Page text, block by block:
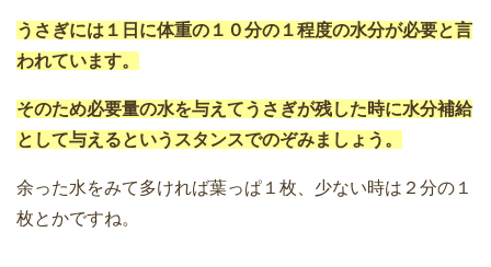
うさぎには１日に体重の１０分の１程度の水分が必要と言
われています。
そのため必要量の水を与えてうさぎが残した時に水分補給
として与えるというスタンスでのぞみましょう。
余った水をみて多ければ葉っぱ１枚、少ない時は２分の１
枚とかですね。